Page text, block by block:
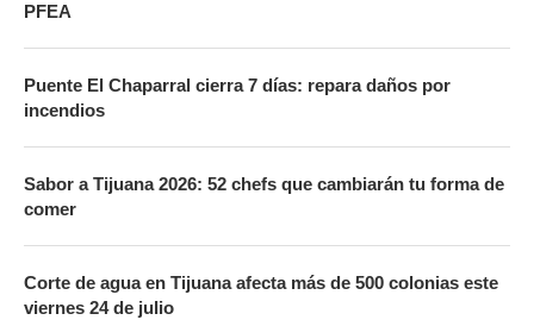
PFEA
Puente El Chaparral cierra 7 días: repara daños por
incendios
Sabor a Tijuana 2026: 52 chefs que cambiarán tu forma de
comer
Corte de agua en Tijuana afecta más de 500 colonias este
viernes 24 de julio